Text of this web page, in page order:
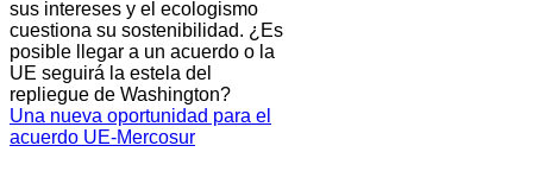
sus intereses y el ecologismo
cuestiona su sostenibilidad. ¿Es
posible llegar a un acuerdo o la
UE seguirá la estela del
repliegue de Washington?
Una nueva oportunidad para el
acuerdo UE-Mercosur